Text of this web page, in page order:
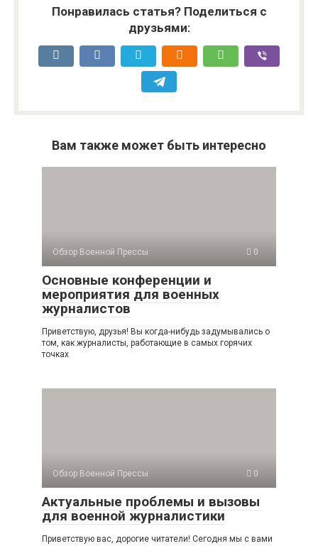
Понравилась статья? Поделиться с
друзьями:
Вам также может быть интересно
Обзор Военной Прессы 0
Основные конференции и
мероприятия для военных
журналистов
Приветствую, друзья! Вы когда-нибудь задумывались о
том, как журналисты, работающие в самых горячих
точках
Обзор Военной Прессы 0
Актуальные проблемы и вызовы
для военной журналистики
Приветствую вас, дорогие читатели! Сегодня мы с вами